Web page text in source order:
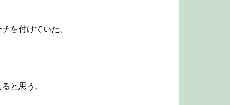
を付けていた。
と思う。